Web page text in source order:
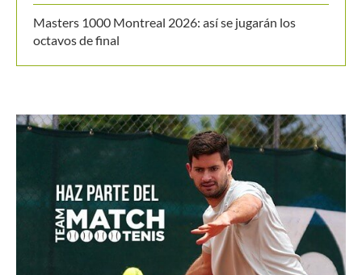
Masters 1000 Montreal 2026: así se jugarán los
octavos de final